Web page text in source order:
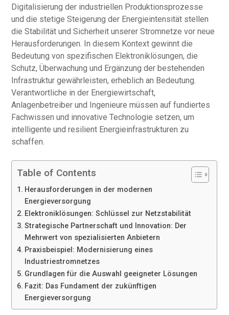
Digitalisierung der industriellen Produktionsprozesse
und die stetige Steigerung der Energieintensität stellen
die Stabilität und Sicherheit unserer Stromnetze vor neue
Herausforderungen. In diesem Kontext gewinnt die
Bedeutung von spezifischen Elektroniklösungen, die
Schutz, Überwachung und Ergänzung der bestehenden
Infrastruktur gewährleisten, erheblich an Bedeutung.
Verantwortliche in der Energiewirtschaft,
Anlagenbetreiber und Ingenieure müssen auf fundiertes
Fachwissen und innovative Technologie setzen, um
intelligente und resilient Energieinfrastrukturen zu
schaffen.
Table of Contents
Herausforderungen in der modernen
Energieversorgung
Elektroniklösungen: Schlüssel zur Netzstabilität
Strategische Partnerschaft und Innovation: Der
Mehrwert von spezialisierten Anbietern
Praxisbeispiel: Modernisierung eines
Industriestromnetzes
Grundlagen für die Auswahl geeigneter Lösungen
Fazit: Das Fundament der zukünftigen
Energieversorgung